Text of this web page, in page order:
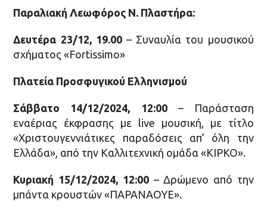
Παραλιακή Λεωφόρος Ν. Πλαστήρα:
Δευτέρα 23/12, 19.00– Συναυλία του μουσικού
σχήματος «Fortissimo»
Πλατεία Προσφυγικού Ελληνισμού
Σάββατο 14/12/2024, 12:00– Παράσταση
εναέριας έκφρασης με live μουσική, με τίτλο
«Χριστουγεννιάτικες παραδόσεις απ’ όλη την
Ελλάδα», από την Καλλιτεχνική ομάδα «ΚΙΡΚΟ».
Κυριακή 15/12/2024, 12:00– Δρώμενο από την
μπάντα κρουστών «ΠΑΡΑΝΑΟΥΕ».